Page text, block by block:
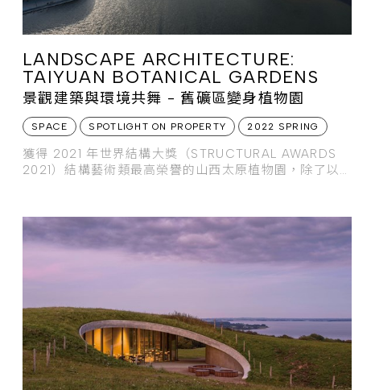
LANDSCAPE ARCHITECTURE:
TAIYUAN BOTANICAL GARDENS
景觀建築與環境共舞 - 舊礦區變身植物園
SPACE SPOTLIGHT ON PROPERTY 2022 SPRING
獲得 2021 年世界結構大獎（STRUCTURAL AWARDS
2021）結構藝術類最高榮譽的山西太原植物園，除了以